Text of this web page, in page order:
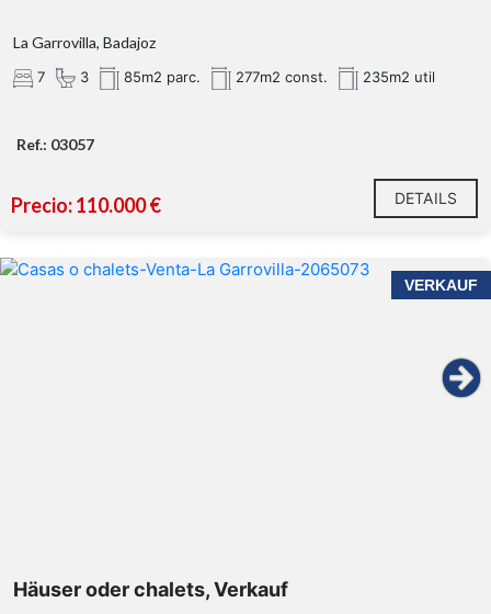
La Garrovilla, Badajoz
7 3 85m2 parc. 277m2 const. 235m2 util
Ref.: 03057
Precio: 110.000 € DETAILS
VERKAUF
Häuser oder chalets, Verkauf